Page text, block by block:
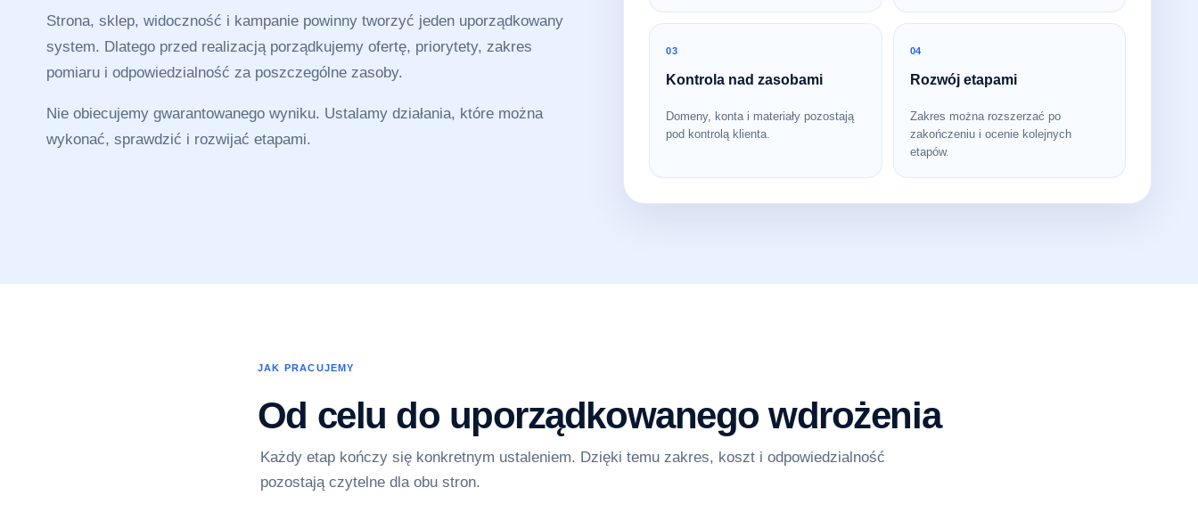
Strona, sklep, widoczność i kampanie powinny tworzyć jeden uporządkowany
system. Dlatego przed realizacją porządkujemy ofertę, priorytety, zakres
pomiaru i odpowiedzialność za poszczególne zasoby.
Nie obiecujemy gwarantowanego wyniku. Ustalamy działania, które można
wykonać, sprawdzić i rozwijać etapami.
03
Kontrola nad zasobami
Domeny, konta i materiały pozostają
pod kontrolą klienta.
04
Rozwój etapami
Zakres można rozszerzać po
zakończeniu i ocenie kolejnych
etapów.
JAK PRACUJEMY
Od celu do uporządkowanego wdrożenia
Każdy etap kończy się konkretnym ustaleniem. Dzięki temu zakres, koszt i odpowiedzialność
pozostają czytelne dla obu stron.